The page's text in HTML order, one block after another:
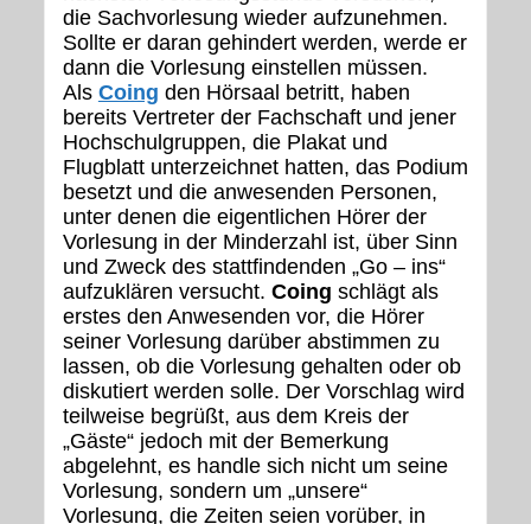
die Sachvorlesung wieder aufzunehmen.
Sollte er daran gehindert werden, werde er
dann die Vorlesung einstellen müssen.
Als Coing den Hörsaal betritt, haben
bereits Vertreter der Fachschaft und jener
Hochschulgruppen, die Plakat und
Flugblatt unterzeichnet hatten, das Podium
besetzt und die anwesenden Personen,
unter denen die eigentlichen Hörer der
Vorlesung in der Minderzahl ist, über Sinn
und Zweck des stattfindenden „Go – ins“
aufzuklären versucht. Coing schlägt als
erstes den Anwesenden vor, die Hörer
seiner Vorlesung darüber abstimmen zu
lassen, ob die Vorlesung gehalten oder ob
diskutiert werden solle. Der Vorschlag wird
teilweise begrüßt, aus dem Kreis der
„Gäste“ jedoch mit der Bemerkung
abgelehnt, es handle sich nicht um seine
Vorlesung, sondern um „unsere“
Vorlesung, die Zeiten seien vorüber, in